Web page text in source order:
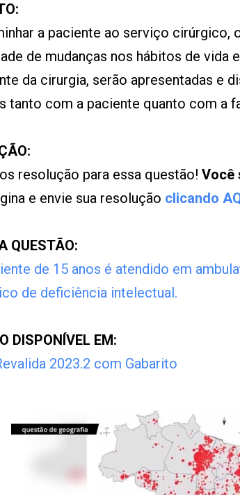
a paciente ao serviço cirúrgico,
de mudanças nos hábitos de vida
da cirurgia, serão apresentadas e
tanto com a paciente quanto com a
resolução para essa questão! Você
e envie sua resolução clicando
QUESTÃO:
de 15 anos é atendido em
de deficiência intelectual.
DISPONÍVEL EM:
2023.2 com Gabarito